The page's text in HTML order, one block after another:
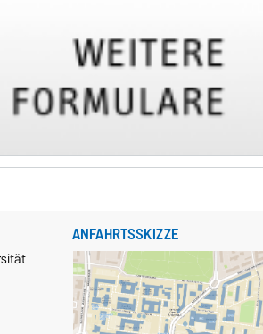
ANFAHRTSSKIZZE